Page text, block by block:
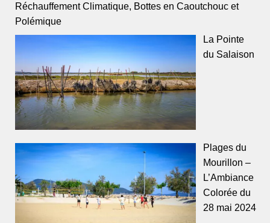
Réchauffement Climatique, Bottes en Caoutchouc et
Polémique
La Pointe
du Salaison
Plages du
Mourillon –
L’Ambiance
Colorée du
28 mai 2024